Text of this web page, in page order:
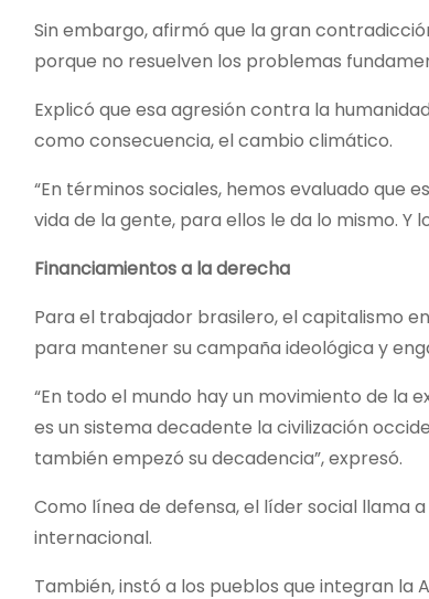
Sin embargo, afirmó que la gran
porque no resuelven los problemas
Explicó que esa agresión contra la
como consecuencia, el cambio climático.
“En términos sociales, hemos evaluado que
vida de la gente, para ellos le da lo mismo. Y
Financiamientos a la derecha
Para el trabajador brasilero, el capitalismo
para mantener su campaña ideológica y
“En todo el mundo hay un movimiento de la
es un sistema decadente la civilización
también empezó su decadencia”, expresó.
Como línea de defensa, el líder social llama
internacional.
También, instó a los pueblos que integran